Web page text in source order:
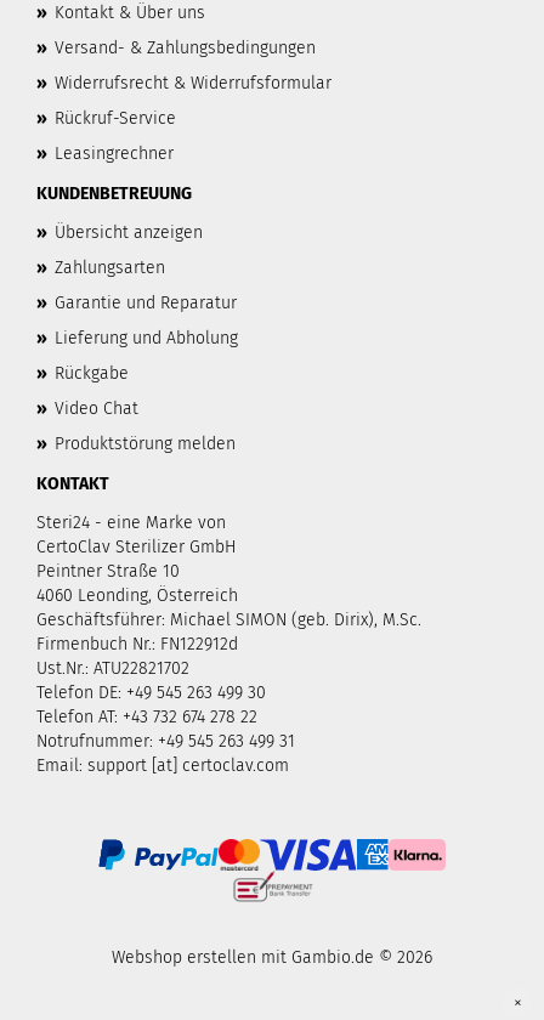
» Kontakt & Über uns
» Versand- & Zahlungsbedingungen
» Widerrufsrecht & Widerrufsformular
» Rückruf-Service
» Leasingrechner
KUNDENBETREUUNG
» Übersicht anzeigen
» Zahlungsarten
» Garantie und Reparatur
» Lieferung und Abholung
» Rückgabe
» Video Chat
» Produktstörung melden
KONTAKT
Steri24 - eine Marke von
CertoClav Sterilizer GmbH
Peintner Straße 10
4060 Leonding, Österreich
Geschäftsführer: Michael SIMON (geb. Dirix), M.Sc.
Firmenbuch Nr.: FN122912d
Ust.Nr.: ATU22821702
Telefon DE: +49 545 263 499 30
Telefon AT: +43 732 674 278 22
Notrufnummer: +49 545 263 499 31
Email: support [at] certoclav.com
×
Webshop erstellen mit Gambio.de © 2026